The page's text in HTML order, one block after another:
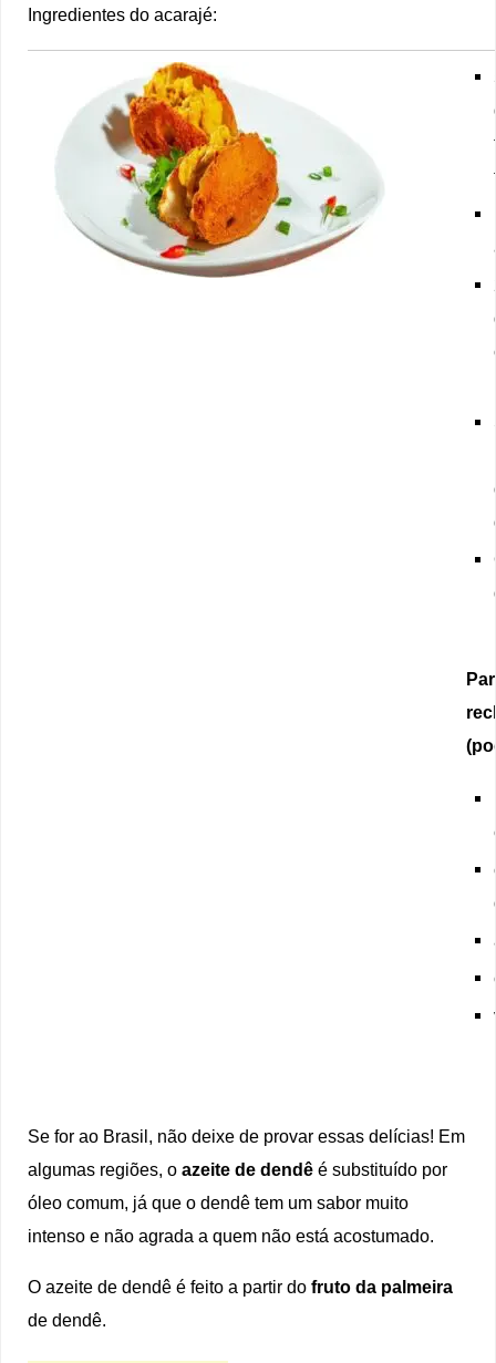
Ingredientes do acarajé:
Se for ao Brasil, não deixe de provar essas delícias! Em
algumas regiões, oazeite de dendê é substituído por
óleo comum, já que o dendê tem um sabor muito
intenso e não agrada a quem não está acostumado.
O azeite de dendê é feito a partir dofruto da palmeira
de dendê.